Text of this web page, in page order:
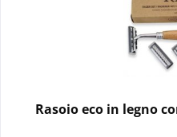
Rasoio eco in legno